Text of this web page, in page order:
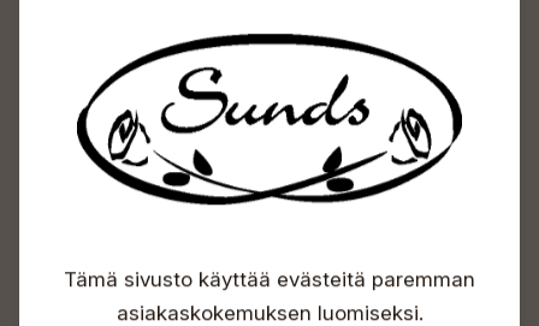
Sundin Puutarhakeskus
Lauantaisin 09-16
Sunnuntaisin Itsepalvelu
Tämä sivusto käyttää evästeitä paremman
asiakaskokemuksen luomiseksi.